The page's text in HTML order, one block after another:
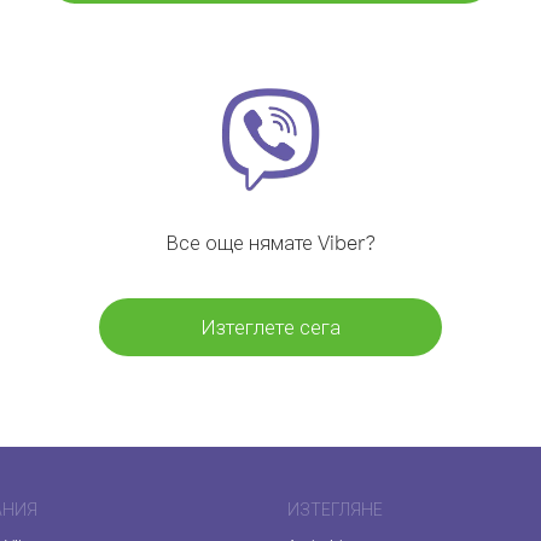
Все още нямате Viber?
Изтеглете сега
ИЗТЕГЛЯНЕ